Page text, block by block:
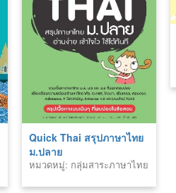
Quick Thai สรุปภาษาไทย
ม.ปลาย
หมวดหมู่: กลุ่มสาระภาษาไทย